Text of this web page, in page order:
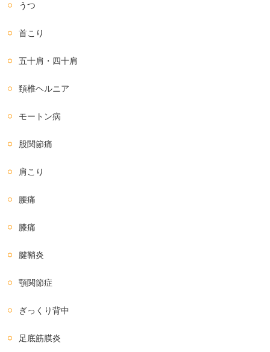
うつ
首こり
五十肩・四十肩
頚椎ヘルニア
モートン病
股関節痛
肩こり
腰痛
膝痛
腱鞘炎
顎関節症
ぎっくり背中
足底筋膜炎